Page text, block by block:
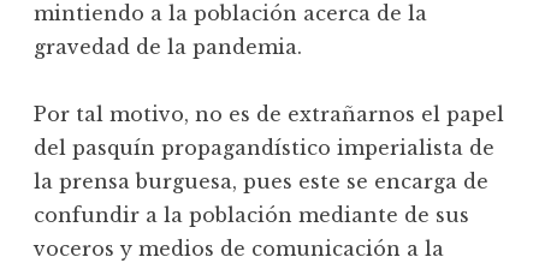
mintiendo a la población acerca de la
gravedad de la pandemia.
Por tal motivo, no es de extrañarnos el papel
del pasquín propagandístico imperialista de
la prensa burguesa, pues este se encarga de
confundir a la población mediante de sus
voceros y medios de comunicación a la